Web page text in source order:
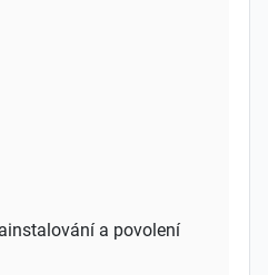
a povolení